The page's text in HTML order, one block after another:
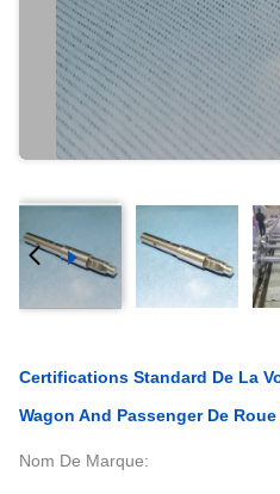
Certifications Standard De La
Wagon And Passenger De
Nom De Marque: